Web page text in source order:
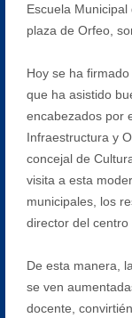
Escuela
plaza de Orfeo,
Hoy se ha
que ha asistido
encabezados por
Infraestructura y
concejal de
visita a esta
municipales, los
director del centro
De esta manera,
se ven
docente,